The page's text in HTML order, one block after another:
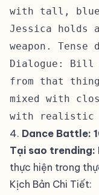
with tall,
Jessica holds
weapon.
Dialogue: Bill
from that
mixed with
with realistic
4. Dance Battle:
Tại sao trending:
thực hiện trong
Kịch Bản Chi Tiết: